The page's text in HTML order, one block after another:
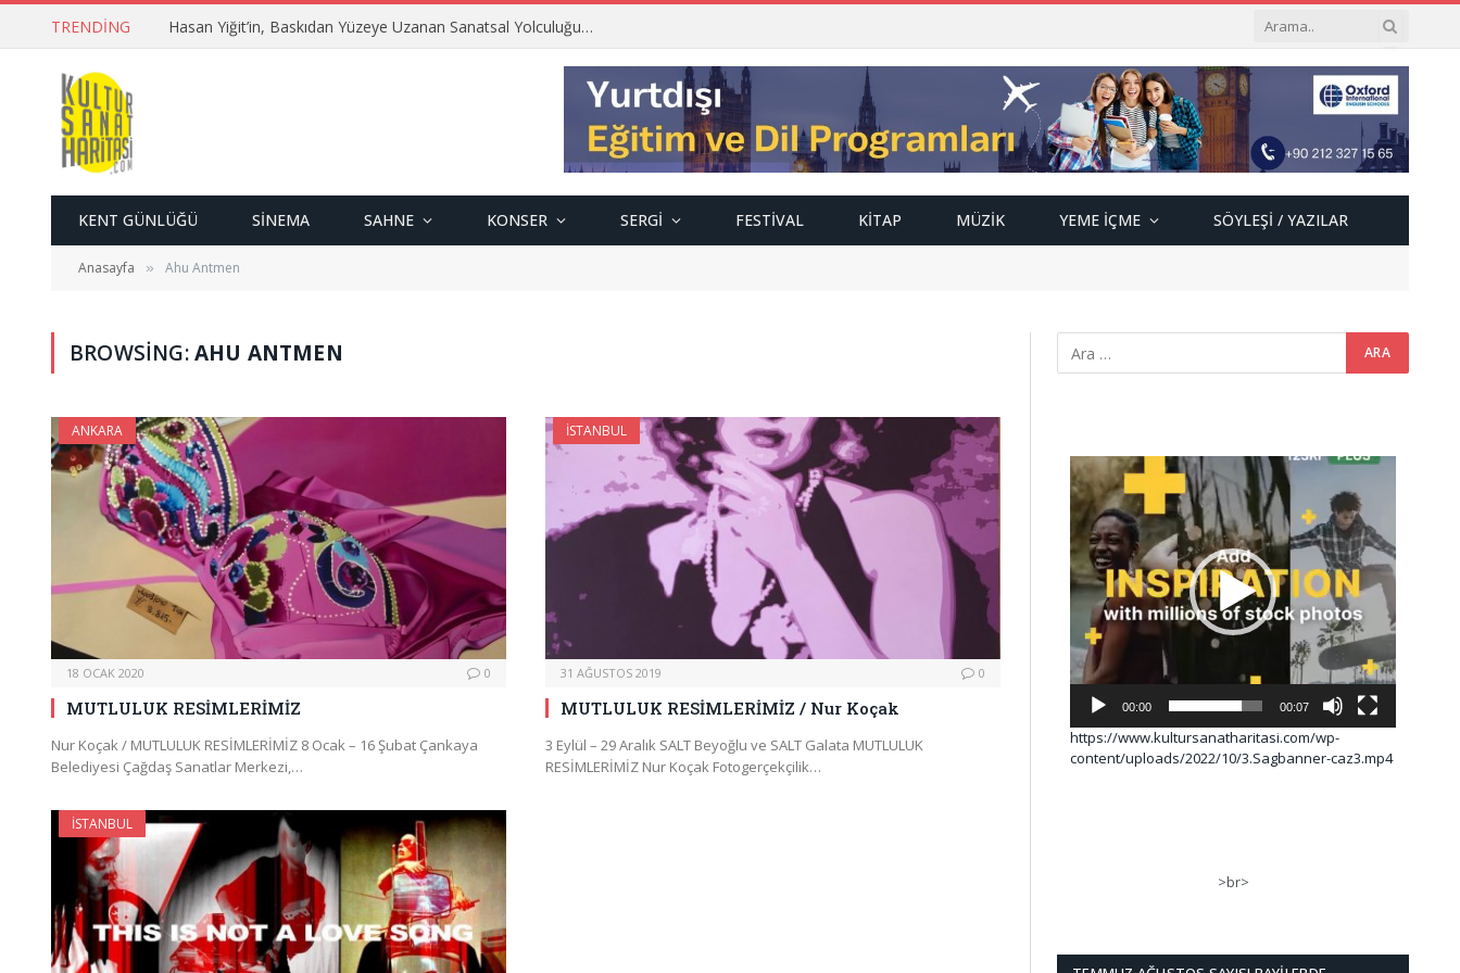
TRENDING Hasan Yiğit’in, Baskıdan Yüzeye Uzanan Sanatsal Yolculuğu…
KENT GÜNLÜĞÜ SINEMA SAHNE KONSER SERGI FESTIVAL KITAP MÜZIK YEME İÇME SÖYLEŞI / YAZILAR
Anasayfa » Ahu Antmen
BROWSING:AHU ANTMEN
ANKARA
18 OCAK 2020 0
MUTLULUK RESİMLERİMİZ
Nur Koçak / MUTLULUK RESİMLERİMİZ 8 Ocak – 16 Şubat Çankaya
Belediyesi Çağdaş Sanatlar Merkezi,…
İSTANBUL
31 AĞUSTOS 2019 0
MUTLULUK RESİMLERİMİZ / Nur Koçak
3 Eylül – 29 Aralık SALT Beyoğlu ve SALT Galata MUTLULUK
RESİMLERİMİZ Nur Koçak Fotogerçekçilik…
İSTANBUL
Video
oynatıcı
00:00 00:07
https://www.kultursanatharitasi.com/wp-
content/uploads/2022/10/3.Sagbanner-caz3.mp4
>br>